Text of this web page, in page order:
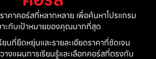
าคาคอร์สที่หลากหลาย เพื่อค้นหาโปรแกรม
าะกับเป้าหมายของคุณมากที่สุด
ยนที่ยืดหยุ่นและรายละเอียดราคาที่ชัดเจน
งแผนการเรียนรู้และเลือกคอร์สที่ตรงกับ